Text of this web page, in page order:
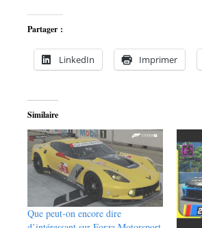
Partager :
LinkedIn Imprimer
Similaire
Que peut-on encore dire